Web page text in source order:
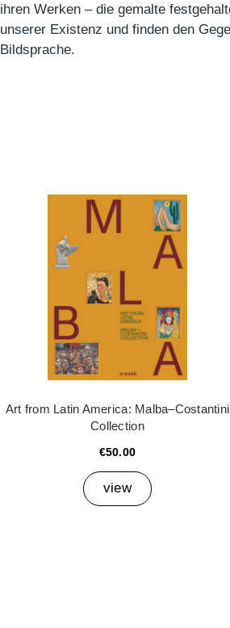
ihren Werken – die gemalte
unserer Existenz und finden den
Bildsprache.
Art from Latin America: Malba–Costantini
Collection
€50.00
view